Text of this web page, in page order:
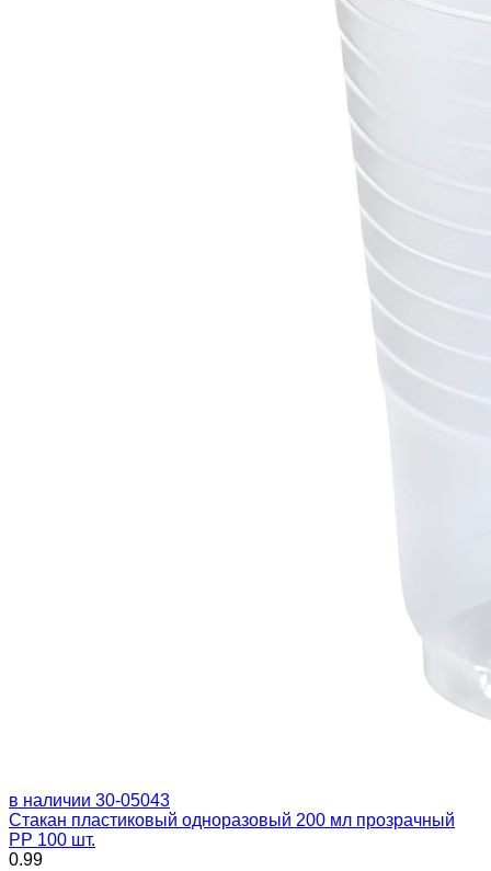
в наличии 30-05043
Стакан пластиковый одноразовый 200 мл прозрачный
PP 100 шт.
0.99